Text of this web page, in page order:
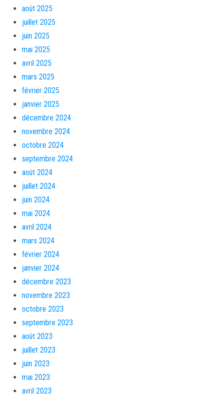
août 2025
juillet 2025
juin 2025
mai 2025
avril 2025
mars 2025
février 2025
janvier 2025
décembre 2024
novembre 2024
octobre 2024
septembre 2024
août 2024
juillet 2024
juin 2024
mai 2024
avril 2024
mars 2024
février 2024
janvier 2024
décembre 2023
novembre 2023
octobre 2023
septembre 2023
août 2023
juillet 2023
juin 2023
mai 2023
avril 2023